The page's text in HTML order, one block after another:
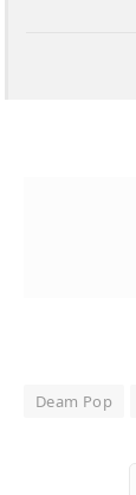
Deam Pop